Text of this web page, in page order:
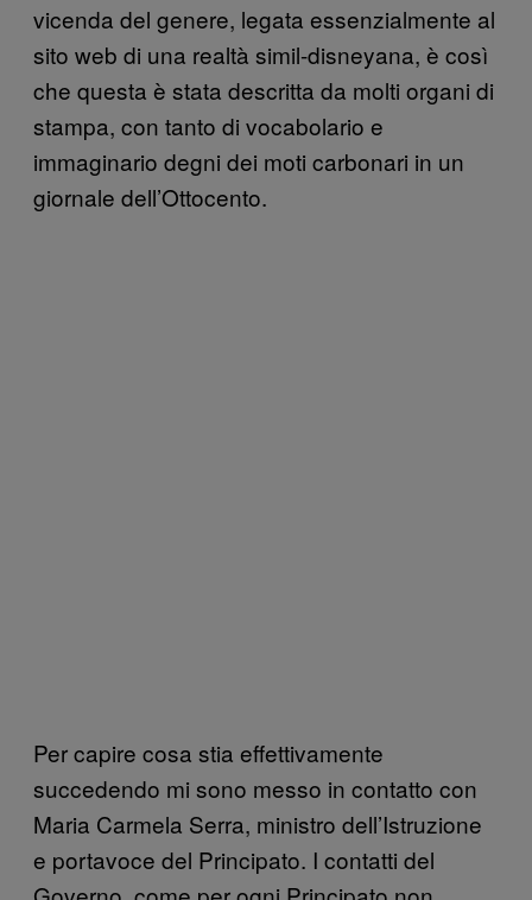
vicenda del genere, legata essenzialmente al
sito web di una realtà simil-disneyana, è così
che questa è stata descritta da molti organi di
stampa, con tanto di vocabolario e
immaginario degni dei moti carbonari in un
giornale dell’Ottocento.
Per capire cosa stia effettivamente
succedendo mi sono messo in contatto con
Maria Carmela Serra, ministro dell’Istruzione
e portavoce del Principato. I contatti del